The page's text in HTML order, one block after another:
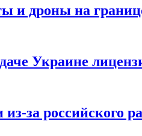
и дроны на
Украине
за российского